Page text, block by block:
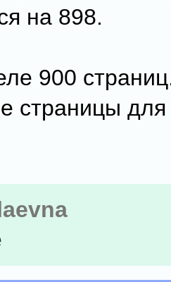
на 898.
900
страницы для